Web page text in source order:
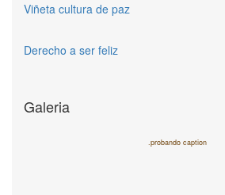
Viñeta cultura de paz
Derecho a ser feliz
Galeria
.probando caption